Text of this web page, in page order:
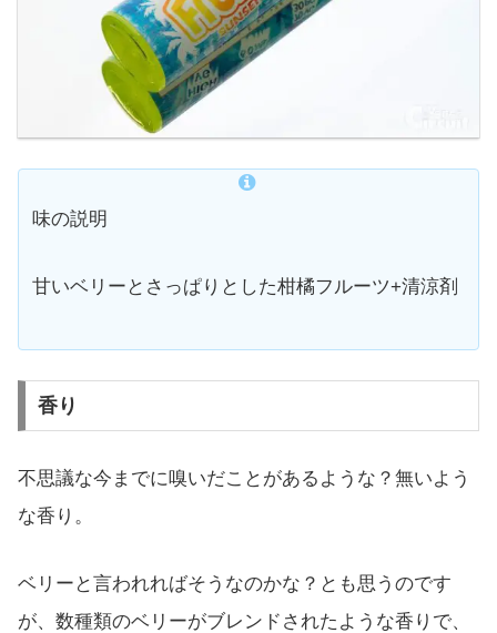
味の説明
甘いベリーとさっぱりとした柑橘フルーツ+清涼剤
香り
不思議な今までに嗅いだことがあるような？無いよう
な香り。
ベリーと言われればそうなのかな？とも思うのです
が、数種類のベリーがブレンドされたような香りで、